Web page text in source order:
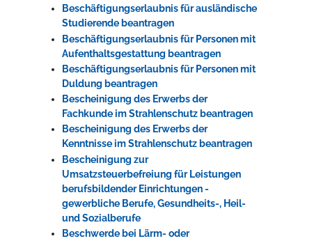
Beschäftigungserlaubnis für ausländische
Studierende beantragen
Beschäftigungserlaubnis für Personen mit
Aufenthaltsgestattung beantragen
Beschäftigungserlaubnis für Personen mit
Duldung beantragen
Bescheinigung des Erwerbs der
Fachkunde im Strahlenschutz beantragen
Bescheinigung des Erwerbs der
Kenntnisse im Strahlenschutz beantragen
Bescheinigung zur
Umsatzsteuerbefreiung für Leistungen
berufsbildender Einrichtungen -
gewerbliche Berufe, Gesundheits-, Heil-
und Sozialberufe
Beschwerde bei Lärm- oder